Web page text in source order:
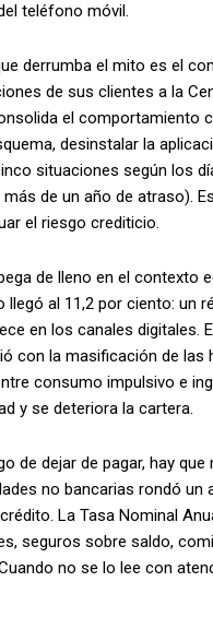
teléfono móvil.
derrumba el mito es el
de sus clientes a la
el comportamiento
desinstalar la
situaciones según los
de un año de atraso).
el riesgo crediticio.
de lleno en el
llegó al 11,2 por ciento: un
en los canales digitales.
con la masificación de las
consumo impulsivo e
y se deteriora la cartera.
de dejar de pagar, hay
no bancarias rondó un
La Tasa Nominal
seguros sobre saldo,
no se lo lee con